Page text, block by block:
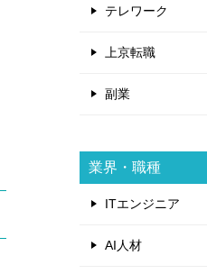
テレワーク
上京転職
副業
業界・職種
ITエンジニア
AI人材